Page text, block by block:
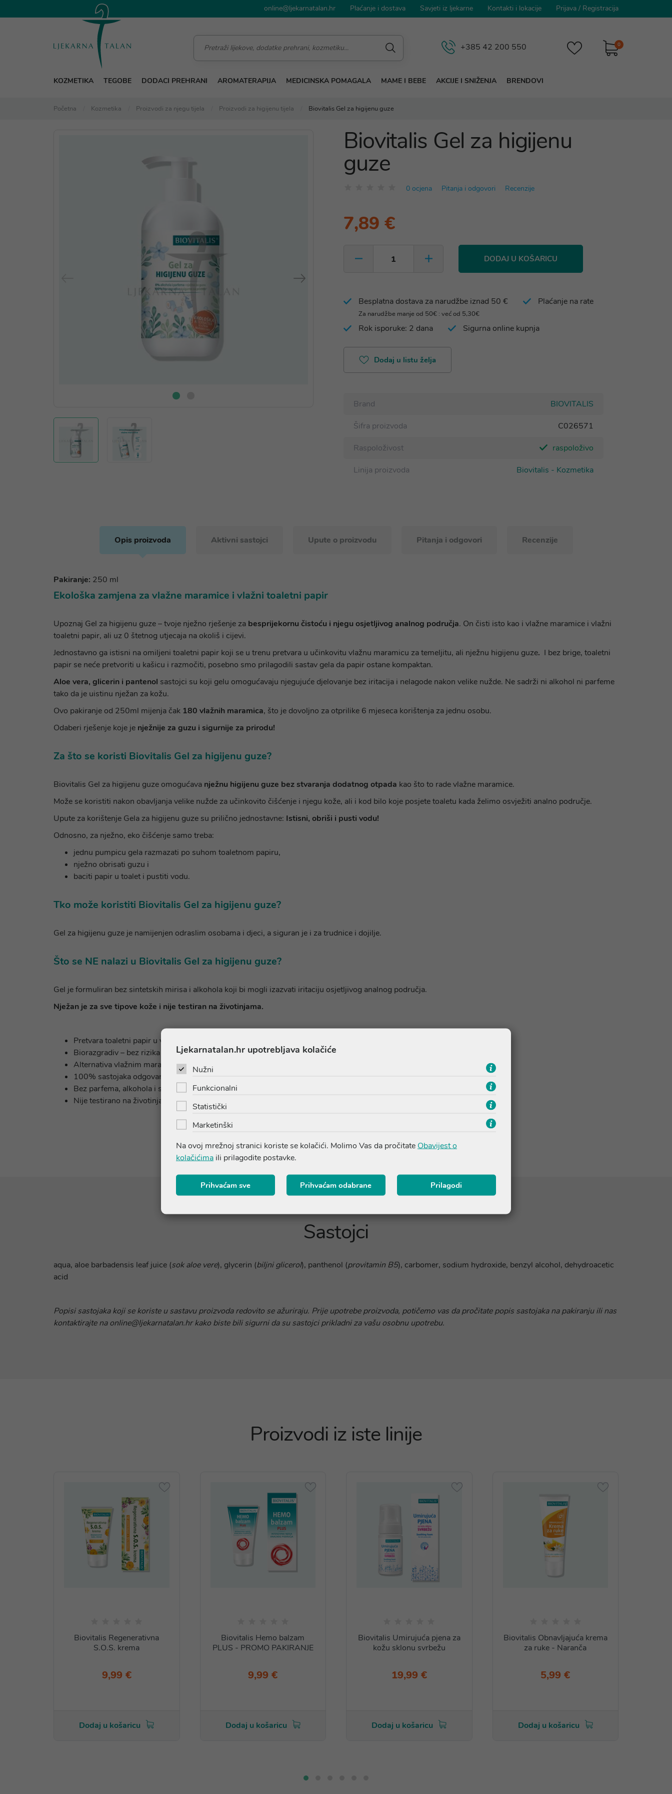
online@ljekarnatalan.hr Plaćanje i dostava Savjeti iz ljekarne Kontakti i lokacije Prijava / Registracija
0
+385 42 200 550
KOZMETIKA TEGOBE DODACI PREHRANI AROMATERAPIJA MEDICINSKA POMAGALA MAME I BEBE AKCIJE I SNIŽENJA BRENDOVI
Početna Kozmetika Proizvodi za njegu tijela Proizvodi za higijenu tijela Biovitalis Gel za higijenu guze
Biovitalis Gel za higijenu
guze
0 ocjena Pitanja i odgovori Recenzije
7,89 €
DODAJ U KOŠARICU
Besplatna dostava za narudžbe iznad 50 €
Za narudžbe manje od 50€ : već od 5,30€
Plaćanje na rate
Rok isporuke: 2 dana Sigurna online kupnja
Dodaj u listu želja
Brand
BIOVITALIS
Šifra proizvoda
C026571
Raspoloživost
raspoloživo
Linija proizvoda
Biovitalis - Kozmetika
Opis proizvoda Aktivni sastojci Upute o proizvodu Pitanja i odgovori Recenzije
Pakiranje: 250 ml
Ekološka zamjena za vlažne maramice i vlažni toaletni papir
Upoznaj Gel za higijenu guze – tvoje nježno rješenje za besprijekornu čistoću i njegu osjetljivog analnog područja. On čisti isto kao i vlažne maramice i vlažni
toaletni papir, ali uz 0 štetnog utjecaja na okoliš i cijevi.
Jednostavno ga istisni na omiljeni toaletni papir koji se u trenu pretvara u učinkovitu vlažnu maramicu za temeljitu, ali nježnu higijenu guze. I bez brige, toaletni
papir se neće pretvoriti u kašicu i razmočiti, posebno smo prilagodili sastav gela da papir ostane kompaktan.
Aloe vera, glicerin i pantenol sastojci su koji gelu omogućavaju njegujuće djelovanje bez iritacija i nelagode nakon velike nužde. Ne sadrži ni alkohol ni parfeme
tako da je uistinu nježan za kožu.
Ovo pakiranje od 250ml mijenja čak 180 vlažnih maramica, što je dovoljno za otprilike 6 mjeseca korištenja za jednu osobu.
Odaberi rješenje koje je nježnije za guzu i sigurnije za prirodu!
Za što se koristi Biovitalis Gel za higijenu guze?
Biovitalis Gel za higijenu guze omogućava nježnu higijenu guze bez stvaranja dodatnog otpada kao što to rade vlažne maramice.
Može se koristiti nakon obavljanja velike nužde za učinkovito čišćenje i njegu kože, ali i kod bilo koje posjete toaletu kada želimo osvježiti analno područje.
Upute za korištenje Gela za higijenu guze su prilično jednostavne: Istisni, obriši i pusti vodu!
Odnosno, za nježno, eko čišćenje samo treba:
jednu pumpicu gela razmazati po suhom toaletnom papiru,
nježno obrisati guzu i
baciti papir u toalet i pustiti vodu.
Tko može koristiti Biovitalis Gel za higijenu guze?
Gel za higijenu guze je namijenjen odraslim osobama i djeci, a siguran je i za trudnice i dojilje.
Što se NE nalazi u Biovitalis Gel za higijenu guze?
Gel je formuliran bez sintetskih mirisa i alkohola koji bi mogli izazvati iritaciju osjetljivog analnog područja.
Nježan je za sve tipove kože i nije testiran na životinjama.
Pretvara toaletni papir u vlažnu maramicu, ali ne razmače papir
Biorazgradiv – bez rizika za začepljenje odvoda
Alternativa vlažnim maramicama – siguran za planet
100% sastojaka odgovara standardima prirodne kozmetike
Bez parfema, alkohola i sastojaka životinjskog podrijetla
Nije testirano na životinjama
Sastojci
aqua, aloe barbadensis leaf juice (sok aloe vere), glycerin (biljni glicerol), panthenol (provitamin B5), carbomer, sodium hydroxide, benzyl alcohol, dehydroacetic
acid
Popisi sastojaka koji se koriste u sastavu proizvoda redovito se ažuriraju. Prije upotrebe proizvoda, potičemo vas da pročitate popis sastojaka na pakiranju ili nas
kontaktirajte na online@ljekarnatalan.hr kako biste bili sigurni da su sastojci prikladni za vašu osobnu upotrebu.
Proizvodi iz iste linije
Biovitalis Regenerativna
S.O.S. krema
9,99 €
Dodaj u košaricu
Biovitalis Hemo balzam
PLUS - PROMO PAKIRANJE
9,99 €
Dodaj u košaricu
Biovitalis Umirujuća pjena za
kožu sklonu svrbežu
19,99 €
Dodaj u košaricu
Biovitalis Obnavljajuća krema
za ruke - Naranča
5,99 €
Dodaj u košaricu
Ljekarnatalan.hr upotrebljava kolačiće
Nužni
Funkcionalni
Statistički
Marketinški
Na ovoj mrežnoj stranici koriste se kolačići. Molimo Vas da pročitateObavijest o
kolačićima ili prilagodite postavke.
Prihvaćam sve Prihvaćam odabrane Prilagodi